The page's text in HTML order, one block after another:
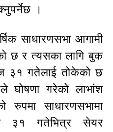
।
साधारणसभा आगामी
छ र त्यसका लागि बुक
३१ गतेलाई तोकेको छ
घोषणा गरेको लाभांश
रुपमा साधारणसभामा
३१ गतेभित्र सेयर